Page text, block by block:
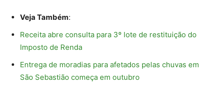
Veja Também:
Receita abre consulta para 3º lote de restituição do
Imposto de Renda
Entrega de moradias para afetados pelas chuvas em
São Sebastião começa em outubro